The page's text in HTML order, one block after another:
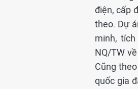
điện, cấp
theo. Dự
minh,
NQ/TW
Cũng
quốc gia